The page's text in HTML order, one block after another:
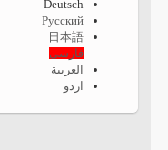
Deutsch
Русский
日本語
فارسی
العربية
اردو